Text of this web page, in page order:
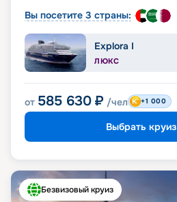
Вы посетите 3 страны:
Explora I
ЛЮКС
от 585 630 ₽ /чел +1 000
Выбрать круиз
Безвизовый круиз